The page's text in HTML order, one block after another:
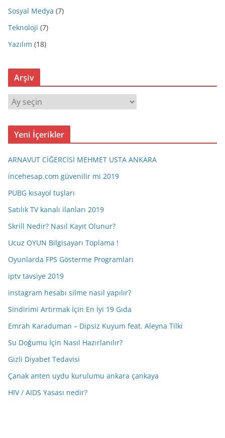
Sosyal Medya (7)
Teknoloji (7)
Yazılım (18)
Arşiv
r
ş
Yeni İçerikler
ARNAVUT CİĞERCİSİ MEHMET USTA ANKARA
incehesap.com güvenilir mi 2019
PUBG kısayol tuşları
Satılık TV kanalı ilanları 2019
Skrill Nedir? Nasıl Kayıt Olunur?
Ucuz OYUN Bilgisayarı Toplama !
Oyunlarda FPS Gösterme Programları
iptv tavsiye 2019
instagram hesabı silme nasıl yapılır?
Sindirimi Artırmak İçin En İyi 19 Gıda
Emrah Karaduman – Dipsiz Kuyum feat. Aleyna Tilki
Su Doğumu İçin Nasıl Hazırlanılır?
Gizli Diyabet Tedavisi
Çanak anten uydu kurulumu ankara çankaya
HIV / AIDS Yasası nedir?